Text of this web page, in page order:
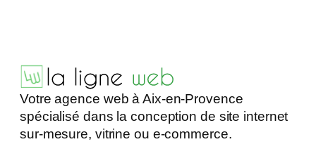
Votre agence web à Aix-en-Provence
spécialisé dans la conception de site internet
sur-mesure, vitrine ou e-commerce.